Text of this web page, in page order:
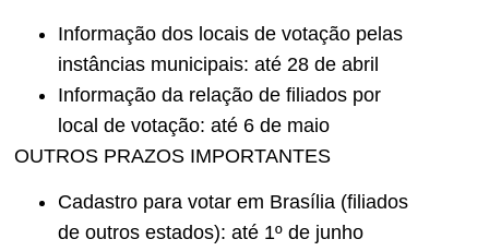
Informação dos locais de votação pelas
instâncias municipais: até 28 de abril
Informação da relação de filiados por
local de votação: até 6 de maio
OUTROS PRAZOS IMPORTANTES
Cadastro para votar em Brasília (filiados
de outros estados): até 1º de junho